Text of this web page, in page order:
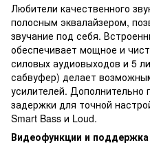
Любители качественного
полосным эквалайзером,
звучание под себя.
обеспечивает мощное и
силовых аудиовыходов и 5
сабвуфер) делает
усилителей.
задержки для точной
Smart Bass и Loud.
Видеофункции и